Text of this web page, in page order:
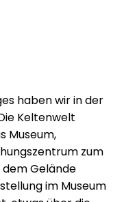
haben wir in der
Keltenwelt
Museum,
zum
dem Gelände
im Museum